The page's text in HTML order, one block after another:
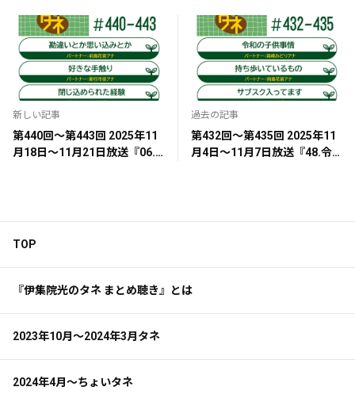
新しい記事
第440回～第443回 2025年11
月18日～11月21日放送『06.
こんな夢を見た』
過去の記事
第432回～第435回 2025年11
月4日～11月7日放送『48.令
思い出』
TOP
『伊集院光のタネ まとめ聴き』とは
2023年10月～2024年3月タネ
2024年4月～ちょいタネ